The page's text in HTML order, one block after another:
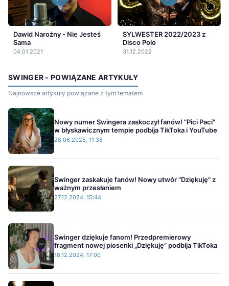
Dawid Narożny - Nie Jesteś
Sama
04.01.2021
SYLWESTER 2022/2023 z
Disco Polo
31.12.2022
SWINGER - POWIĄZANE ARTYKUŁY
Najnowsze artykuły powiązane z tym tematem
Nowy numer Swingera zaskoczył fanów! ”Pici Paci”
w błyskawicznym tempie podbija TikToka i YouTube
28.06.2025, 11:38
Swinger zaskakuje fanów! Nowy utwór "Dziękuję" z
ważnym przesłaniem
27.12.2024, 15:44
Swinger dziękuje fanom! Przedpremierowy
fragment nowej piosenki „Dziękuję” podbija TikToka
18.12.2024, 17:00